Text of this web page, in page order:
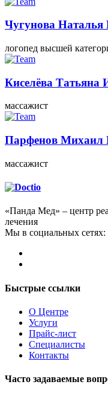
Чугунова Наталья
логопед высшей
Киселёва Татьяна
массажист
Парфенов Михаил
массажист
«Панда Мед» – центр
лечения
Мы в социальных сетях:
Быстрые ссылки
О Центре
Услуги
Прайс-лист
Специалисты
Контакты
Часто задаваемые